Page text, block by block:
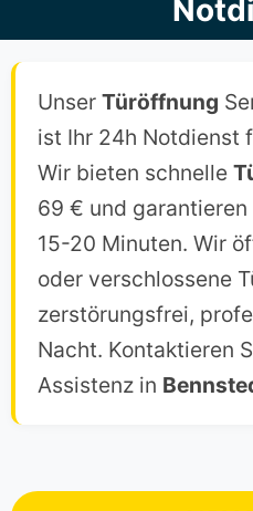
Unser Türöffnung
ist Ihr 24h Notdienst
Wir bieten schnelle
69 € und
15-20 Minuten. Wir
oder verschlossene
zerstörungsfrei,
Nacht. Kontaktieren
Assistenz in